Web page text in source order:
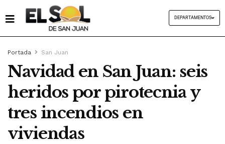
DEPARTAMENTOS
Portada San Juan
Navidad en San Juan: seis
heridos por pirotecnia y
tres incendios en
viviendas